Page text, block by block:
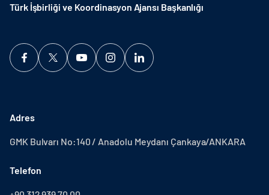
Türk İşbirliği ve Koordinasyon Ajansı Başkanlığı
Adres
GMK Bulvarı No:140 / Anadolu Meydanı Çankaya/ANKARA
Telefon